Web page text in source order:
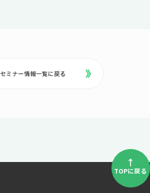
セミナー情報一覧に戻る
↑
TOPに戻る